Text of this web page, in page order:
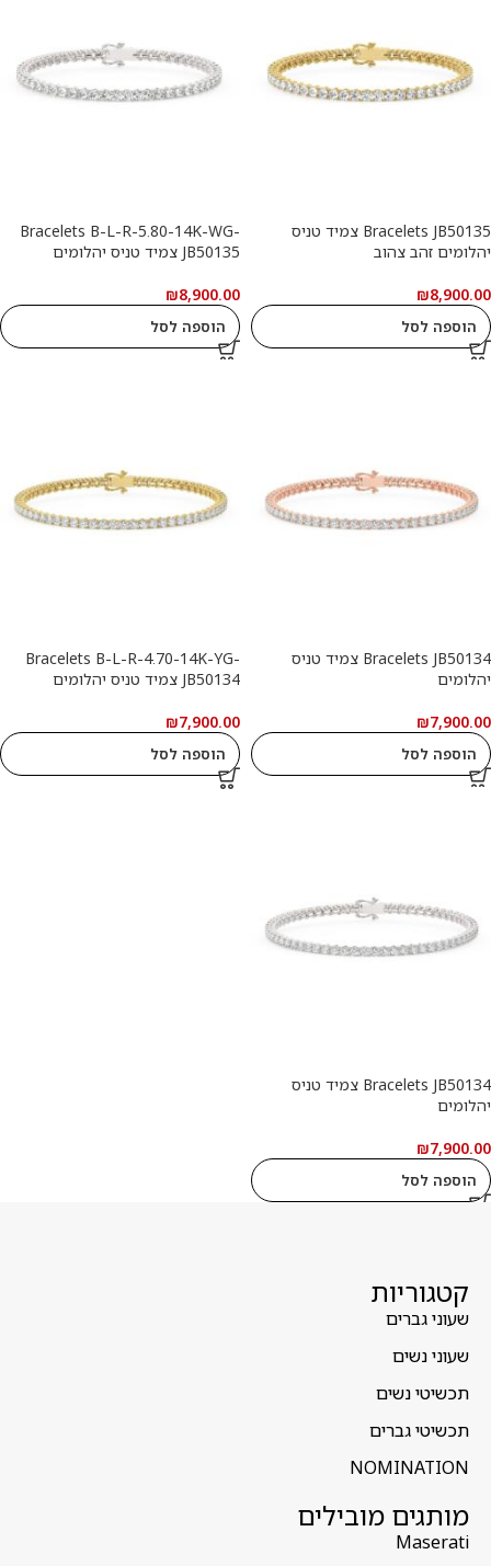
Bracelets JB50135 צמיד טניס
יהלומים זהב צהוב
₪8,900.00
הוספה לסל
Bracelets B-L-R-5.80-14K-WG-
JB50135 צמיד טניס יהלומים
₪8,900.00
הוספה לסל
Bracelets JB50134 צמיד טניס
יהלומים
₪7,900.00
הוספה לסל
Bracelets B-L-R-4.70-14K-YG-
JB50134 צמיד טניס יהלומים
₪7,900.00
הוספה לסל
Bracelets JB50134 צמיד טניס
יהלומים
₪7,900.00
הוספה לסל
קטגוריות
שעוני גברים
שעוני נשים
תכשיטי נשים
תכשיטי גברים
NOMINATION
מותגים מובילים
Maserati